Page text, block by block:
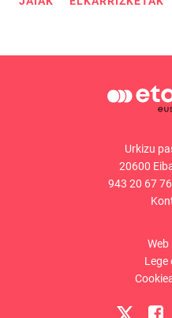
Urkizu
20600
943 20 67 76
Web
Lege